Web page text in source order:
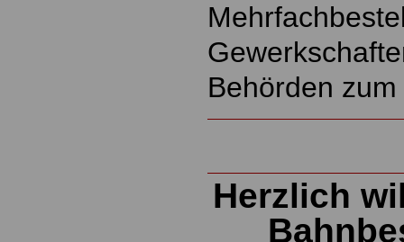
Behörden
Herzlich